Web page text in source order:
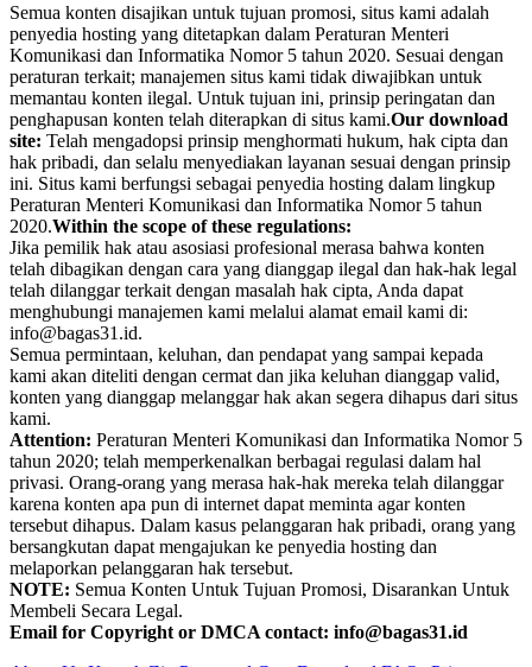
Semua konten disajikan untuk tujuan promosi, situs kami adalah
penyedia hosting yang ditetapkan dalam Peraturan Menteri
Komunikasi dan Informatika Nomor 5 tahun 2020. Sesuai dengan
peraturan terkait; manajemen situs kami tidak diwajibkan untuk
memantau konten ilegal. Untuk tujuan ini, prinsip peringatan dan
penghapusan konten telah diterapkan di situs kami.Our download
site: Telah mengadopsi prinsip menghormati hukum, hak cipta dan
hak pribadi, dan selalu menyediakan layanan sesuai dengan prinsip
ini. Situs kami berfungsi sebagai penyedia hosting dalam lingkup
Peraturan Menteri Komunikasi dan Informatika Nomor 5 tahun
2020.Within the scope of these regulations:
Jika pemilik hak atau asosiasi profesional merasa bahwa konten
telah dibagikan dengan cara yang dianggap ilegal dan hak-hak legal
telah dilanggar terkait dengan masalah hak cipta, Anda dapat
menghubungi manajemen kami melalui alamat email kami di:
info@bagas31.id.
Semua permintaan, keluhan, dan pendapat yang sampai kepada
kami akan diteliti dengan cermat dan jika keluhan dianggap valid,
konten yang dianggap melanggar hak akan segera dihapus dari situs
kami.
Attention: Peraturan Menteri Komunikasi dan Informatika Nomor 5
tahun 2020; telah memperkenalkan berbagai regulasi dalam hal
privasi. Orang-orang yang merasa hak-hak mereka telah dilanggar
karena konten apa pun di internet dapat meminta agar konten
tersebut dihapus. Dalam kasus pelanggaran hak pribadi, orang yang
bersangkutan dapat mengajukan ke penyedia hosting dan
melaporkan pelanggaran hak tersebut.
NOTE: Semua Konten Untuk Tujuan Promosi, Disarankan Untuk
Membeli Secara Legal.
Email for Copyright or DMCA contact: info@bagas31.id